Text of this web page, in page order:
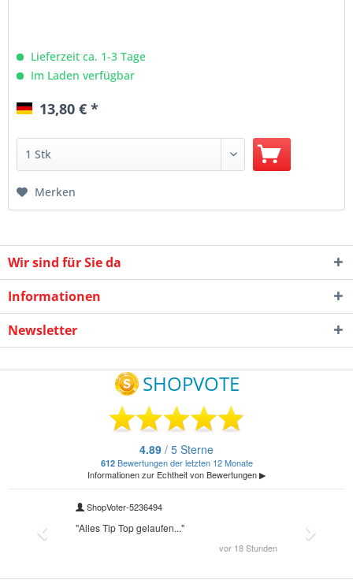
Lieferzeit ca. 1-3 Tage
Im Laden verfügbar
13,80 € *
Merken
Wir sind für Sie da
Informationen
Newsletter